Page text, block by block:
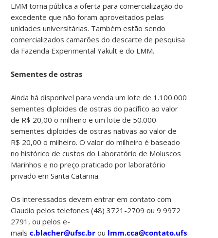
LMM torna pública a oferta para comercialização do
excedente que não foram aproveitados pelas
unidades universitárias. Também estão sendo
comercializados camarões do descarte de pesquisa
da Fazenda Experimental Yakult e do LMM.
Sementes de ostras
Ainda há disponível para venda um lote de 1.100.000
sementes diploides de ostras do pacífico ao valor
de R$ 20,00 o milheiro e um lote de 50.000
sementes diploides de ostras nativas ao valor de
R$ 20,00 o milheiro. O valor do milheiro é baseado
no histórico de custos do Laboratório de Moluscos
Marinhos e no preço praticado por laboratório
privado em Santa Catarina.
Os interessados devem entrar em contato com
Claudio pelos telefones (48) 3721-2709 ou 9 9972
2791, ou pelos e-
mailsc.blacher@ufsc.br ou lmm.cca@contato.ufsc.br